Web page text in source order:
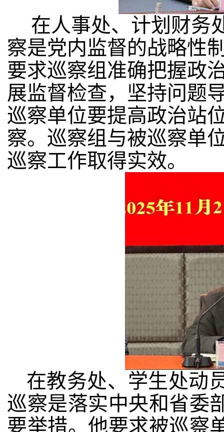
在人事处、计划财务
察是党内监督的战略性
要求巡察组准确把握政
展监督检查，坚持问题
巡察单位要提高政治站
察。巡察组与被巡察单
巡察工作取得实效。
在教务处、学生处动
巡察是落实中央和省委
要举措。他要求被巡察